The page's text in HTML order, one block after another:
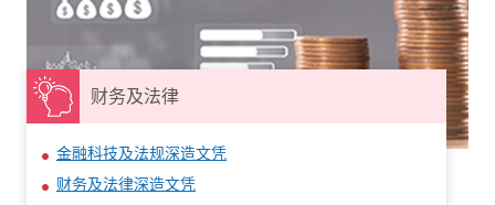
财务及法律
金融科技及法规深造文凭
财务及法律深造文凭